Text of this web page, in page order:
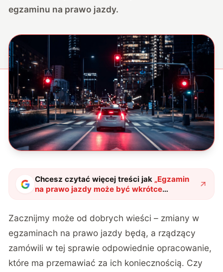
egzaminu na prawo jazdy.
Chcesz czytać więcej treści jak „Egzamin
na prawo jazdy może być wkrótce
prostszy, ale spokojnie. Rządzący już
Zacznijmy może od dobrych wieści – zmiany w
egzaminach na prawo jazdy będą, a rządzący
zamówili w tej sprawie odpowiednie opracowanie,
które ma przemawiać za ich koniecznością. Czy